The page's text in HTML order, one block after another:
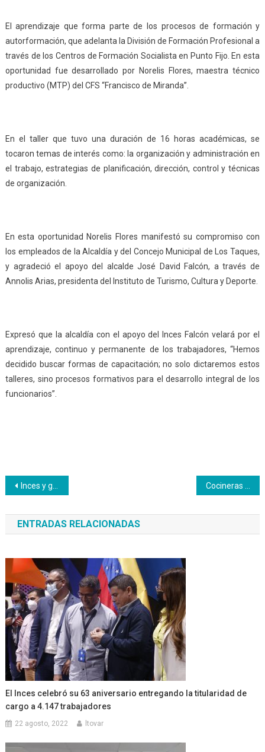
El aprendizaje que forma parte de los procesos de formación y
autorformación, que adelanta la División de Formación Profesional a
través de los Centros de Formación Socialista en Punto Fijo. En esta
oportunidad fue desarrollado por Norelis Flores, maestra técnico
productivo (MTP) del CFS “Francisco de Miranda”.
En el taller que tuvo una duración de 16 horas académicas, se
tocaron temas de interés como: la organización y administración en
el trabajo, estrategias de planificación, dirección, control y técnicas
de organización.
En esta oportunidad Norelis Flores manifestó su compromiso con
los empleados de la Alcaldía y del Concejo Municipal de Los Taques,
y agradeció el apoyo del alcalde José David Falcón, a través de
Annolis Arias, presidenta del Instituto de Turismo, Cultura y Deporte.
Expresó que la alcaldía con el apoyo del Inces Falcón velará por el
aprendizaje, continuo y permanente de los trabajadores, “Hemos
decidido buscar formas de capacitación; no solo dictaremos estos
talleres, sino procesos formativos para el desarrollo integral de los
funcionarios”.
Navegación
de
entradas
Inces y gobernación del estado Vargas articulan jornada alimentaria
ENTRADAS RELACIONADAS
El Inces celebró su 63 aniversario entregando la titularidad de
cargo a 4.147 trabajadores
22 agosto, 2022 ltovar